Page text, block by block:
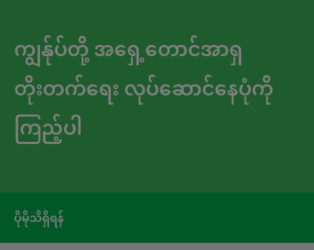
ကျွန်ုပ်တို့ အရှေ့တောင်အာရှ
တိုးတက်ရေး လုပ်ဆောင်နေပုံကို
ကြည့်ပါ
ပိုမိုသိရှိရန်